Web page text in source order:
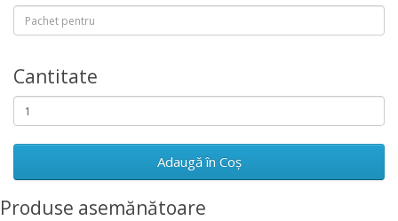
Cantitate
Adaugă în Coş
Produse asemănătoare